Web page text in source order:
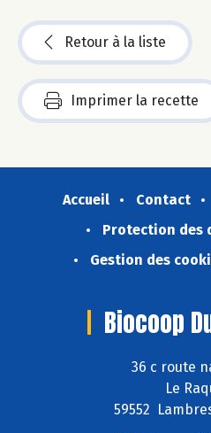
Retour à la liste
Imprimer la recette
Accueil Contact
Protection des
Gestion des
Biocoop
36 c route
Le
59552